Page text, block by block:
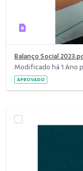
Balanço Social
Modificado há 1 Ano
APROVADO